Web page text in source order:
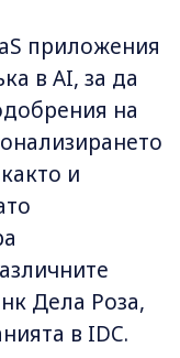
приложения
в AI, за да
на
и
Дела Роза,
в IDC.